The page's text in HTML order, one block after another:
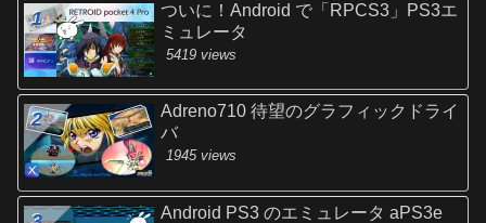
ついに！Android で「RPCS3」PS3エ
ミュレータ
5419 views
Adreno710 待望のグラフィックドライ
バ
1945 views
Android PS3 のエミュレータ aPS3e